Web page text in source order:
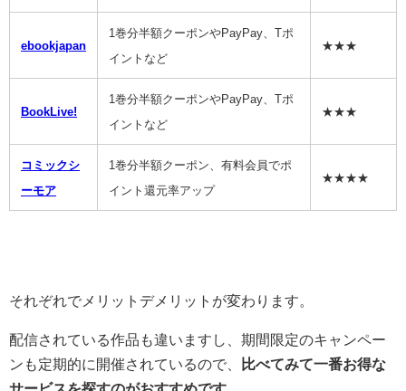
ebookjapan
1巻分半額クーポンやPayPay、Tポ
イントなど
★★★
BookLive!
1巻分半額クーポンやPayPay、Tポ
イントなど
★★★
コミックシ
ーモア
1巻分半額クーポン、有料会員でポ
イント還元率アップ
★★★★
それぞれでメリットデメリットが変わります。
配信されている作品も違いますし、期間限定のキャンペー
ンも定期的に開催されているので、
比べてみて一番お得な